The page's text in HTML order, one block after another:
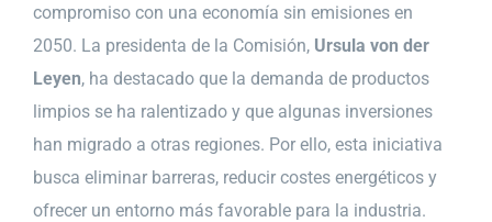
compromiso con una economía sin emisiones en
2050. La presidenta de la Comisión, Ursula von der
Leyen, ha destacado que la demanda de productos
limpios se ha ralentizado y que algunas inversiones
han migrado a otras regiones. Por ello, esta iniciativa
busca eliminar barreras, reducir costes energéticos y
ofrecer un entorno más favorable para la industria.